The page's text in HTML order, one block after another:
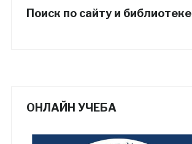
Поиск по сайту и библиотеке
ОНЛАЙН УЧЕБА